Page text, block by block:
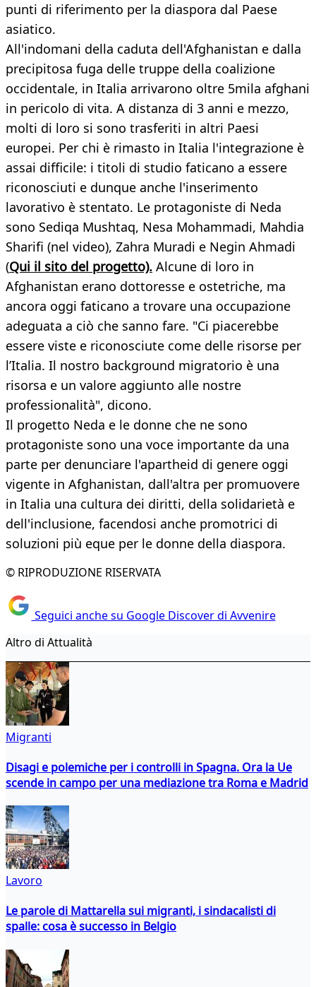
punti di riferimento per la diaspora dal Paese
asiatico.
All'indomani della caduta dell'Afghanistan e dalla
precipitosa fuga delle truppe della coalizione
occidentale, in Italia arrivarono oltre 5mila afghani
in pericolo di vita. A distanza di 3 anni e mezzo,
molti di loro si sono trasferiti in altri Paesi
europei. Per chi è rimasto in Italia l'integrazione è
assai difficile: i titoli di studio faticano a essere
riconosciuti e dunque anche l'inserimento
lavorativo è stentato. Le protagoniste di Neda
sono Sediqa Mushtaq, Nesa Mohammadi, Mahdia
Sharifi (nel video), Zahra Muradi e Negin Ahmadi
(Qui il sito del progetto). Alcune di loro in
Afghanistan erano dottoresse e ostetriche, ma
ancora oggi faticano a trovare una occupazione
adeguata a ciò che sanno fare. "Ci piacerebbe
essere viste e riconosciute come delle risorse per
l’Italia. Il nostro background migratorio è una
risorsa e un valore aggiunto alle nostre
professionalità", dicono.
Il progetto Neda e le donne che ne sono
protagoniste sono una voce importante da una
parte per denunciare l'apartheid di genere oggi
vigente in Afghanistan, dall'altra per promuovere
in Italia una cultura dei diritti, della solidarietà e
dell'inclusione, facendosi anche promotrici di
soluzioni più eque per le donne della diaspora.
© RIPRODUZIONE RISERVATA
Seguici anche su Google Discover di Avvenire
Altro di Attualità
Migranti
Disagi e polemiche per i controlli in Spagna. Ora la Ue
scende in campo per una mediazione tra Roma e Madrid
Lavoro
Le parole di Mattarella sui migranti, i sindacalisti di
spalle: cosa è successo in Belgio